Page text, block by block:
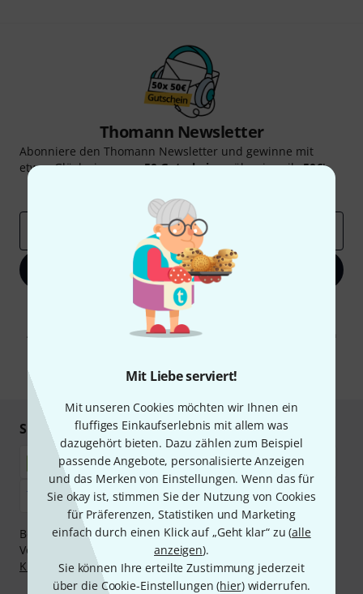
Mit Liebe serviert!
Mit unseren Cookies möchten wir Ihnen ein
fluffiges Einkaufserlebnis mit allem was
dazugehört bieten. Dazu zählen zum Beispiel
passende Angebote, personalisierte Anzeigen
und das Merken von Einstellungen. Wenn das für
Sie okay ist, stimmen Sie der Nutzung von Cookies
für Präferenzen, Statistiken und Marketing
einfach durch einen Klick auf „Geht klar“ zu (alle
anzeigen).
Sie können Ihre erteilte Zustimmung jederzeit
über die Cookie-Einstellungen (hier) widerrufen.
Thomann Newsletter
Abonniere den Thomann Newsletter und gewinne mit
etwas Glück einen von50 Gutscheinenüber jeweils50€!
Jetzt anmelden
Mit Klick auf „Jetzt anmelden“ stimmen Sie dem Erhalt von E-Mail-
Werbung und einer Messung des E-Mail-Nutzungsverhaltens zu. Die
Abmeldung ist jederzeit möglich. Weitere Informationen finden Sie in
* Pflichtfeld
Sicher einkaufen & bezahlen
Bezahlen Sie vertraulich und sicher per Nachnahme,
Vorkasse, PayPal, Amazon Pay,Klarna Sofort bezahlen
Klarna Ratenzahlungoder Kreditkarte.